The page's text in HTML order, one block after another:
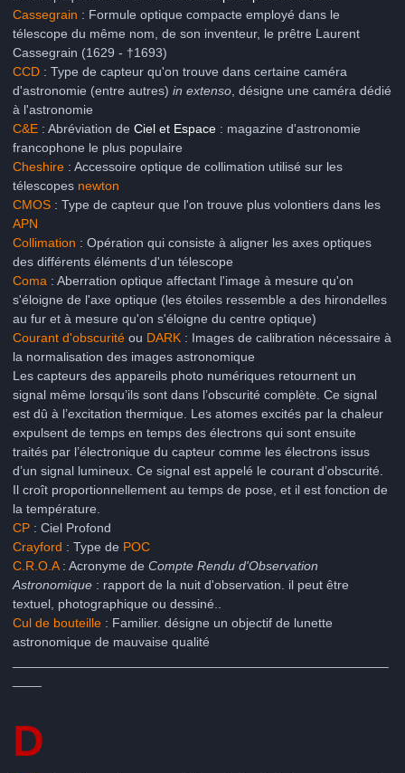
Cassegrain : Formule optique compacte employé dans le
télescope du même nom, de son inventeur, le prêtre Laurent
Cassegrain (1629 - †1693)
CCD : Type de capteur qu'on trouve dans certaine caméra
d'astronomie (entre autres) in extenso , désigne une caméra dédié
à l'astronomie
C&E : Abréviation de Ciel et Espace : magazine d'astronomie
francophone le plus populaire
Cheshire : Accessoire optique de collimation utilisé sur les
télescopes newton
CMOS : Type de capteur que l'on trouve plus volontiers dans les
APN
Collimation : Opération qui consiste à aligner les axes optiques
des différents éléments d'un télescope
Coma : Aberration optique affectant l'image à mesure qu'on
s'éloigne de l'axe optique (les étoiles ressemble a des hirondelles
au fur et à mesure qu'on s'éloigne du centre optique)
Courant d'obscurité ou DARK : Images de calibration nécessaire à
la normalisation des images astronomique
Les capteurs des appareils photo numériques retournent un
signal même lorsqu’ils sont dans l’obscurité complète. Ce signal
est dû à l’excitation thermique. Les atomes excités par la chaleur
expulsent de temps en temps des électrons qui sont ensuite
traités par l’électronique du capteur comme les électrons issus
d’un signal lumineux. Ce signal est appelé le courant d’obscurité.
Il croît proportionnellement au temps de pose, et il est fonction de
la température.
CP : Ciel Profond
Crayford : Type de POC
C.R.O.A: Acronyme de Compte Rendu d'Observation
Astronomique : rapport de la nuit d'observation. il peut être
textuel, photographique ou dessiné..
Cul de bouteille : Familier. désigne un objectif de lunette
astronomique de mauvaise qualité
D